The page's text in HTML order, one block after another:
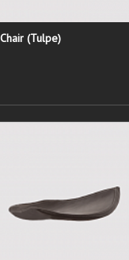
(Tulpe)